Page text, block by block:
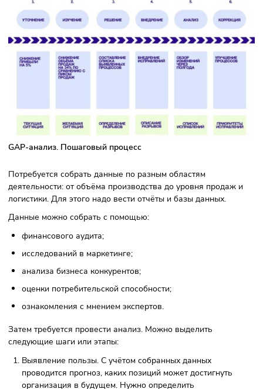
Стратегический GAP-анализ
организации. Оптимизация бизнес-процессов включает:
разработку планирования для отдела или группы
специалистов, работающей над проектом;
провала предыдущих планов;
улучшение распределения ресурсов для достижения
Диагностический аудит обнаруживает слабые места в
бизнес-процессе. Становится легче определить
Этапы проведения